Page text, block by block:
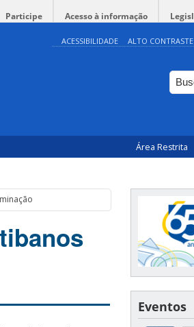
Participe Acesso à informação
ACESSIBILIDADE ALTO CONTRASTE
Área Restrita
Eventos